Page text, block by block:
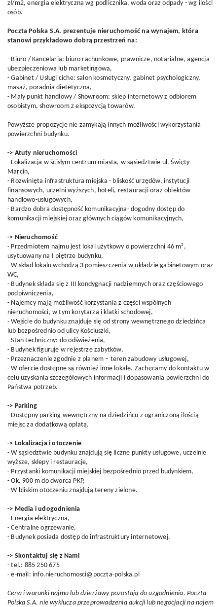
zł/m2, energia elektryczna wg podlicznika, woda oraz odpady - wg ilości
osób.
Poczta Polska S.A. prezentuje nieruchomość na wynajem, która
stanowi przykładowo dobrą przestrzeń na:
- Biuro / Kancelaria: biuro rachunkowe, prawnicze, notarialne, agencja
ubezpieczeniowa lub marketingowa,
- Gabinet / Usługi ciche: salon kosmetyczny, gabinet psychologiczny,
masaż, poradnia dietetyczna,
- Mały punkt handlowy / Showroom: sklep internetowy z odbiorem
osobistym, showroom z ekspozycją towarów.
Powyższe propozycje nie zamykają innych możliwości wykorzystania
powierzchni budynku.
-> Atuty nieruchomości
- Lokalizacja w ścisłym centrum miasta, w sąsiedztwie ul. Święty
Marcin,
- Rozwinięta infrastruktura miejska - bliskość urzędów, instytucji
finansowych, uczelni wyższych, hoteli, restauracji oraz obiektów
handlowo-usługowych,
- Bardzo dobra dostępność komunikacyjna- dogodny dostęp do
komunikacji miejskiej oraz głównych ciągów komunikacyjnych,
-> Nieruchomość
- Przedmiotem najmu jest lokal użytkowy o powierzchni 46 m²,
usytuowany na I piętrze budynku,
- W skład lokalu wchodzą 3 pomieszczenia w układzie gabinetowym oraz
WC,
- Budynek składa się z III kondygnacji nadziemnych oraz częściowego
podpiwniczenia,
- Najemcy mają możliwość korzystania z części wspólnych
nieruchomości, w tym korytarza i klatki schodowej,
- Wejście do budynku znajduje się od strony wewnętrznego dziedzińca
lub bezpośrednio od ulicy Kościuszki,
- Stan techniczny: do odświeżenia,
- Budynek figuruje w rejestrze zabytków,
- Przeznaczenie zgodnie z planem – teren zabudowy usługowej,
- W ofercie dostępne są również inne lokale. Zachęcamy do kontaktu w
celu uzyskania szczegółowych informacji i dopasowania powierzchni do
Państwa potrzeb.
-> Parking
- Dostępny parking wewnętrzny na dziedzińcu z ograniczoną ilością
miejsc za dodatkową opłatą.
-> Lokalizacja i otoczenie
- W sąsiedztwie budynku znajdują się liczne punkty usługowe, uczelnie
wyższe, sklepy i restauracje,
- Przystanki komunikacji miejskiej bezpośrednio przed budynkiem,
- Ok. 900 m do dworca PKP,
- W bliskim otoczeniu znajdują tereny zielone.
-> Media i udogodnienia
- Energia elektryczna,
- Centralne ogrzewanie,
- Budynek posiada dostęp do infrastruktury internetowej.
-> Skontaktuj się z Nami
- tel.: 885 250 675
- e-mail: info.nieruchomosci@poczta-polska.pl
Cena i warunki najmu lub dzierżawy pozostają do uzgodnienia. Poczta
Polska S.A. nie wyklucza przeprowadzenia aukcji lub negocjacji na najem